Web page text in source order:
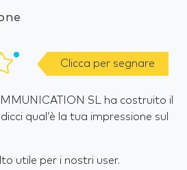
Clicca per segnare
SL ha costruito il
qual’è la tua impressione sul
utile per i nostri user.